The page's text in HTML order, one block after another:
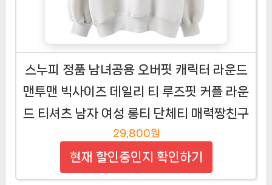
스누피 정품 남녀공용 오버핏 캐릭터 라운드
맨투맨 빅사이즈 데일리 티 루즈핏 커플 라운
드 티셔츠 남자 여성 롱티 단체티 매력짱친구
29,800원
현재 할인중인지 확인하기